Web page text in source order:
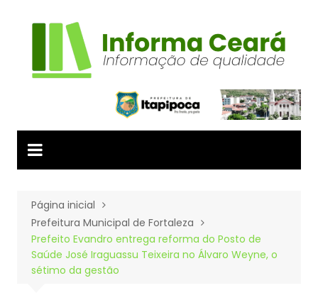
Página inicial
Prefeitura Municipal de Fortaleza
Prefeito Evandro entrega reforma do Posto de
Saúde José Iraguassu Teixeira no Álvaro Weyne, o
sétimo da gestão